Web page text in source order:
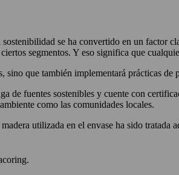
se ha convertido en un factor
segmentos. Y eso significa que
que también implementará prácticas
de fuentes sostenibles y cuente con
como las comunidades locales.
utilizada en el envase ha sido